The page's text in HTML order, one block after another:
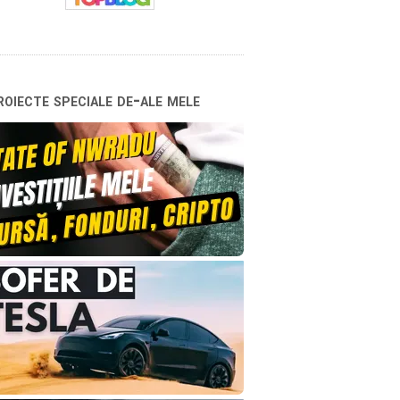
speciale de-ale mele